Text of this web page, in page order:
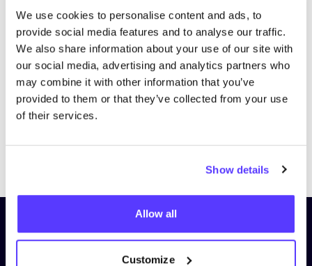
We use cookies to personalise content and ads, to
provide social media features and to analyse our traffic.
We also share information about your use of our site with
our social media, advertising and analytics partners who
may combine it with other information that you’ve
provided to them or that they’ve collected from your use
of their services.
Show details
Allow all
Customize
Inscrivez-vous à notre lettre
d’information et restez informé !